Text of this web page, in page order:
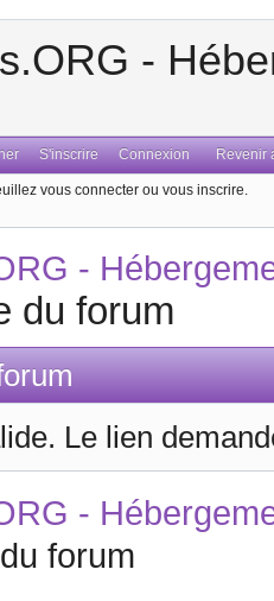
-
S'inscrire Connexion Revenir
vous connecter ou vous inscrire.
-
du forum
Le lien
-
forum